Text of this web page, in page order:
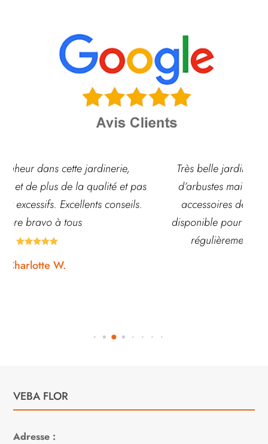
et pas
Très belle jardinerie, grand choix de fleurs et
d’arbustes mais également de pots ou autre
accessoires de jardin. L’équipe est souvent
disponible pour échanger et conseiller. J’y vais
régulièrement et ne suis jamais déçue.
VEBA FLOR
Adresse :